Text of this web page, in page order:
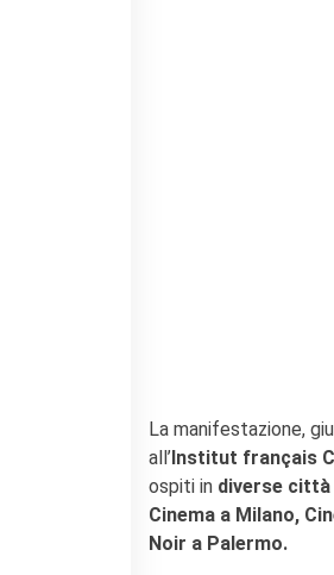
La manifestazione,
all’ Institut français
ospiti in diverse
Cinema a Milano,
Noir a Palermo.